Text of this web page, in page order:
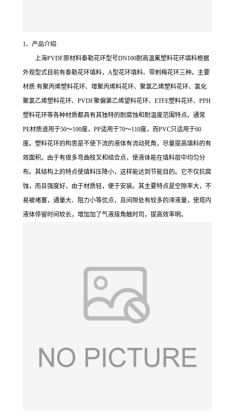
1、产品介绍:
上海PVDF原材料泰勒花环型号DN100耐高温氟塑料花环填料根据
外观型式目前有泰勒花环填料，A型花环填料、带刺梅花环三种。主要
材质:有聚丙烯塑料花环、增聚丙烯料花环、聚氯乙烯塑料花环、氯化
聚氯乙烯塑料花环、PVDF聚偏第乙烯望料花环、ETFE塑料花环、PPH
塑料花环等各种材质都具有其独特的耐腐蚀和耐温度范围特点。通常
PE材质道用于50～100度，PP适用于70～110度，而PVC只适用于60
度。塑料花环的构思是不使下流的液体有流动死角，尽量提高填料的有
效面积。由于有很多弯曲枝叉和结合点，使液体能在填料层中均匀分
布。其结构上的特点使填料压降小，这样能达到节能目的。它不仅抗腐
蚀，而且强度好，由于材质轻，便于安装。其主要特点是空隙率大，不
易被堵塞，通量大、阻力小等优点，且间隙处有较多的滞液量，使塔内
液体停留时间较长，增加加了气液接角触时司，提高效率明。